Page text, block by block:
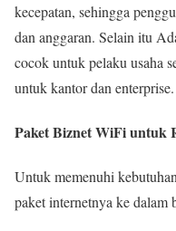
kecepatan, sehingga
dan anggaran. Selain itu
cocok untuk pelaku usaha
untuk kantor dan enterprise.
Paket Biznet WiFi untuk
Untuk memenuhi
paket internetnya ke dalam